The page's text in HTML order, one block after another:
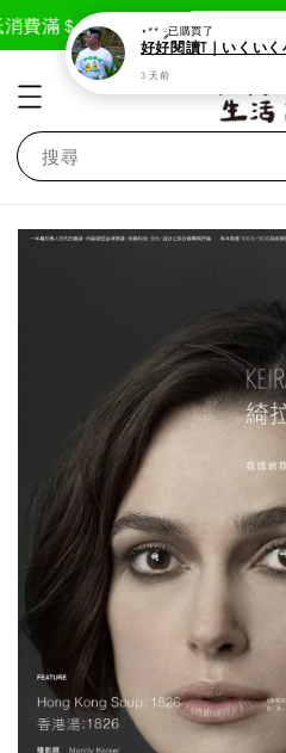
費滿＄1800免運費 現在去購物！
搜尋
⋆** ༘已購買了
3 天前